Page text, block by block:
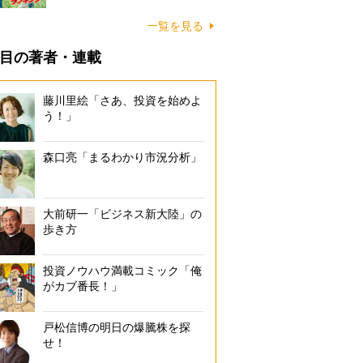
一覧を見る
の著者・連載
藤川里絵「さあ、投資を始めよ
う！」
森口亮「まるわかり市況分析」
大前研一「ビジネス新大陸」の
歩き方
投資ノウハウ満載コミック「俺
がカブ番長！」
戸松信博の明日の爆騰株を探
せ！